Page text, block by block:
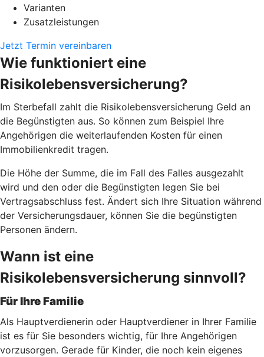
Varianten
Zusatzleistungen
Jetzt Termin vereinbaren
Wie funktioniert eine
Risikolebensversicherung?
Im Sterbefall zahlt die Risikolebensversicherung Geld an
die Begünstigten aus. So können zum Beispiel Ihre
Angehörigen die weiterlaufenden Kosten für einen
Immobilienkredit tragen.
Die Höhe der Summe, die im Fall des Falles ausgezahlt
wird und den oder die Begünstigten legen Sie bei
Vertragsabschluss fest. Ändert sich Ihre Situation während
der Versicherungsdauer, können Sie die begünstigten
Personen ändern.
Wann ist eine
Risikolebensversicherung sinnvoll?
Für Ihre Familie
Als Hauptverdienerin oder Hauptverdiener in Ihrer Familie
ist es für Sie besonders wichtig, für Ihre Angehörigen
vorzusorgen. Gerade für Kinder, die noch kein eigenes